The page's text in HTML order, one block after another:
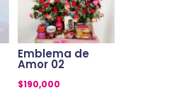
Emblema de
Amor 02
$190,000